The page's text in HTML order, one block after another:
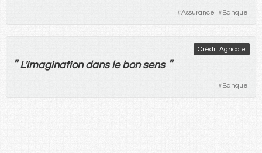
#Assurance #Banque
Crédit Agricole
"L'imagination dans le bon sens "
#Banque